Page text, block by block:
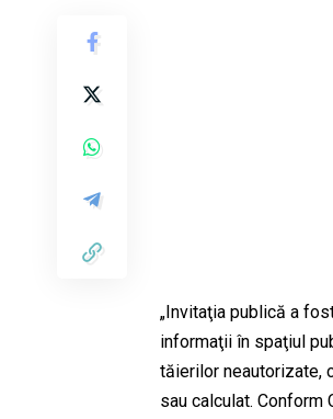
„Invitaţia publică a
informaţii în spaţiul
tăierilor neautorizate,
sau calculat. Conform